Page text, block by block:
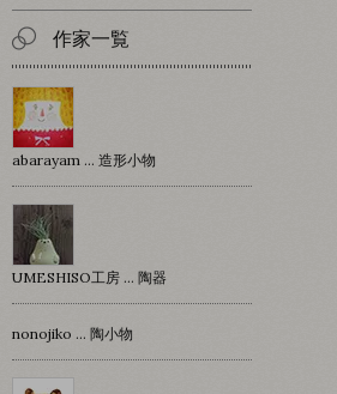
作家一覧
abarayam … 造形小物
UMESHISO工房 … 陶器
nonojiko ... 陶小物